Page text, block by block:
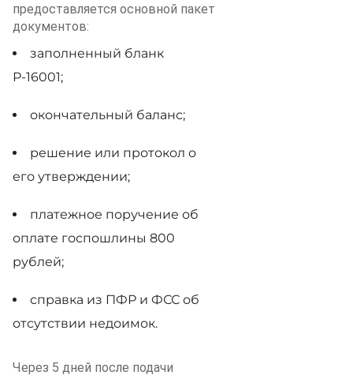
предоставляется основной пакет
документов:
заполненный бланк
Р-16001;
окончательный баланс;
решение или протокол о
его утверждении;
платежное поручение об
оплате госпошлины 800
рублей;
справка из ПФР и ФСС об
отсутствии недоимок.
Через 5 дней после подачи